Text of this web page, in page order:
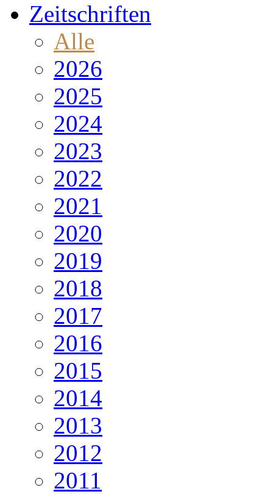
Zeitschriften
Alle
2026
2025
2024
2023
2022
2021
2020
2019
2018
2017
2016
2015
2014
2013
2012
2011